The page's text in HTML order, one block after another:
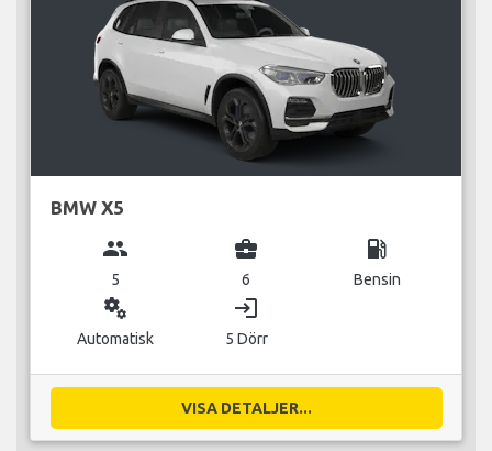
BMW X5
group
5
business_center
6
local_gas_station
Bensin
miscellaneous_services
Automatisk
login
5 Dörr
VISA DETALJER...